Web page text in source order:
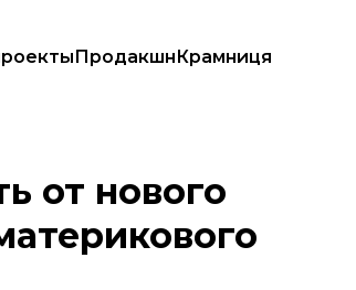
ПродакшнКрамниця
от нового